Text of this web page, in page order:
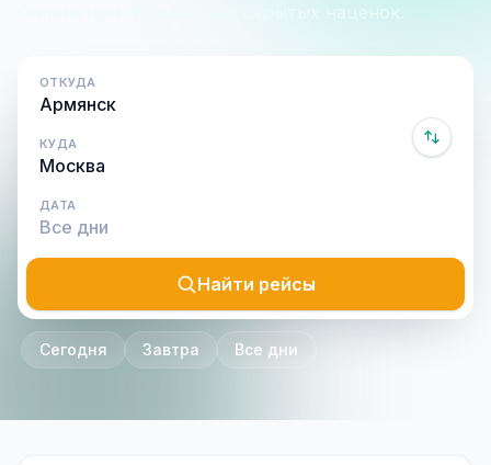
Оплата при посадке, без скрытых наценок.
ОТКУДА
КУДА
ДАТА
Найти рейсы
Сегодня Завтра Все дни